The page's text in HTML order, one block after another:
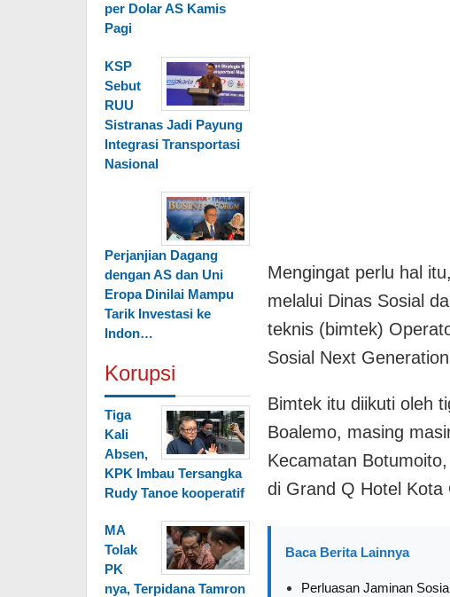
per Dolar AS Kamis
Pagi
KSP
Sebut
RUU
Sistranas Jadi Payung
Integrasi Transportasi
Nasional
Perjanjian Dagang
dengan AS dan Uni
Eropa Dinilai Mampu
Tarik Investasi ke
Indon…
Korupsi
Tiga
Kali
Absen,
KPK Imbau Tersangka
Rudy Tanoe kooperatif
MA
Tolak
PK
nya, Terpidana Tamron
Mengingat perlu hal
melalui Dinas Sosial
teknis (bimtek)
Sosial Next
Bimtek itu diikuti oleh
Boalemo, masing
Kecamatan
di Grand Q Hotel Kota
Baca Berita Lainnya
Perluasan Jaminan